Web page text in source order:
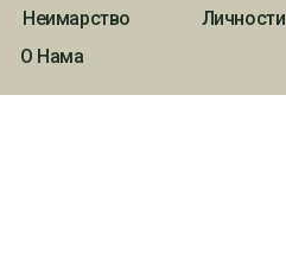
Неимарство Личности
О Нама